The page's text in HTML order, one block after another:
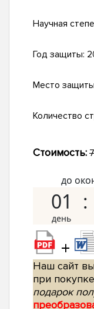
Научная
Год защиты:
Место
Количество
Стоимость:
до
01
+
Наш сайт
при
подарок